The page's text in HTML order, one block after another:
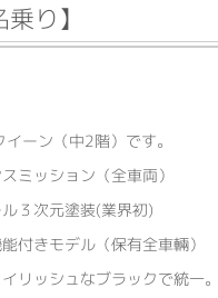
り】
ーン（中2階）です。
ミッション（全車両）
３次元塗装(業界初)
付きモデル（保有全車輛）
リッシュなブラックで統一。